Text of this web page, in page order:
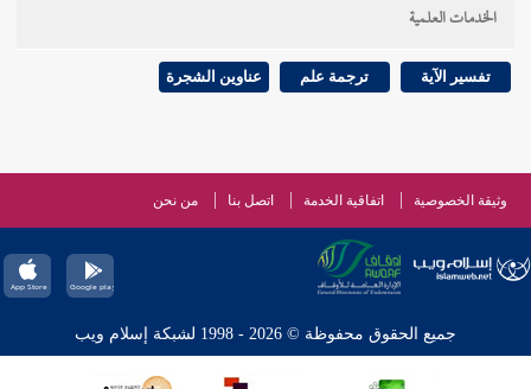
الخدمات العلمية
تفسير الآية ترجمة علم عناوين الشجرة
وثيقة الخصوصية اتفاقية الخدمة اتصل بنا من نحن
جميع الحقوق محفوظة © 2026 - 1998 لشبكة إسلام ويب